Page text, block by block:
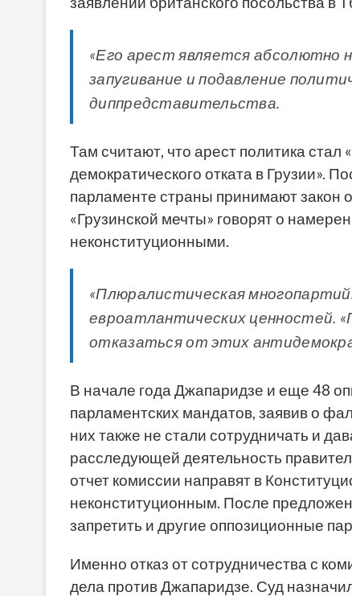
«Его арест является абсолютно
запугивание и подавление
диппредставительства.
Там считают, что арест политика
демократического отката в Грузии».
парламенте страны принимают закон
«Грузинской мечты» говорят о
неконституционными.
«Плюралистическая
евроатлантических ценностей.
отказаться от этих
В начале года Джапаридзе и еще 48
парламентских мандатов, заявив о
них также не стали сотрудничать и
расследующей деятельность
отчет комиссии направят в
неконституционным. После
запретить и другие оппозиционные
Именно отказ от сотрудничества с
дела против Джапаридзе. Суд